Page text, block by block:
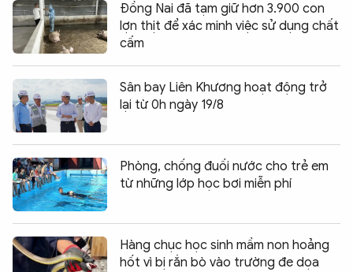
Đồng Nai đã tạm giữ hơn 3.900 con
lợn thịt để xác minh việc sử dụng chất
cấm
Sân bay Liên Khương hoạt động trở
lại từ 0h ngày 19/8
Phòng, chống đuối nước cho trẻ em
từ những lớp học bơi miễn phí
Hàng chục học sinh mầm non hoảng
hốt vì bị rắn bò vào trường đe dọa